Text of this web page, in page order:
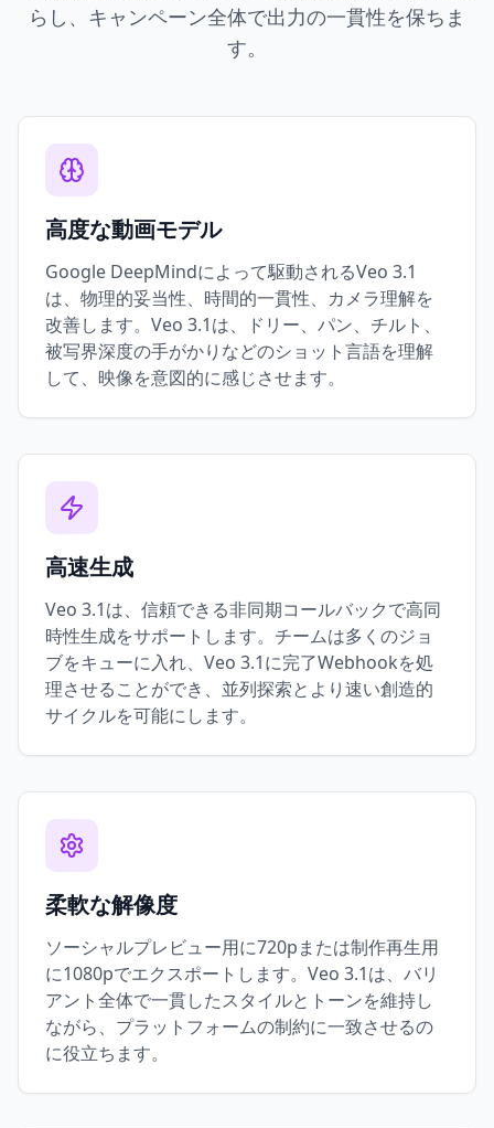
らし、キャンペーン全体で出力の一貫性を保ちま
す。
高度な動画モデル
Google DeepMindによって駆動されるVeo 3.1
は、物理的妥当性、時間的一貫性、カメラ理解を
改善します。Veo 3.1は、ドリー、パン、チルト、
被写界深度の手がかりなどのショット言語を理解
して、映像を意図的に感じさせます。
高速生成
Veo 3.1は、信頼できる非同期コールバックで高同
時性生成をサポートします。チームは多くのジョ
ブをキューに入れ、Veo 3.1に完了Webhookを処
理させることができ、並列探索とより速い創造的
サイクルを可能にします。
柔軟な解像度
ソーシャルプレビュー用に720pまたは制作再生用
に1080pでエクスポートします。Veo 3.1は、バリ
アント全体で一貫したスタイルとトーンを維持し
ながら、プラットフォームの制約に一致させるの
に役立ちます。